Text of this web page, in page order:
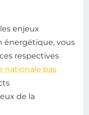
enjeux
énergétique, vous
respectives
nationale bas
de la